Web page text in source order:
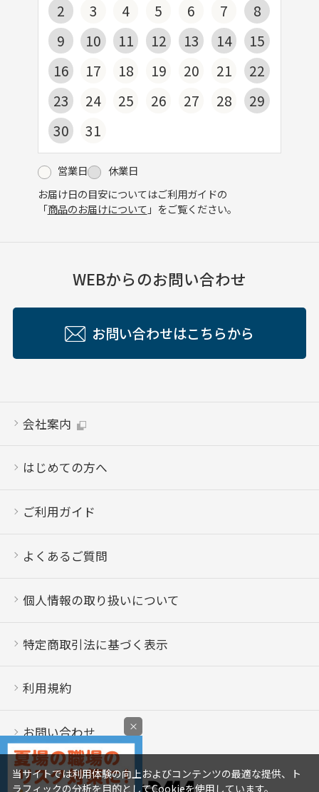
2
3 4 5 6 7
8
9
10 11 12 13 14
15
16
17 18 19 20 21
22
23
24 25 26 27 28
29
30
31
営業日
休業日
お届け日の目安についてはご利用ガイドの
「商品のお届けについて 」をご覧ください。
WEBからのお問い合わせ
お問い合わせはこちらから
会社案内
はじめての方へ
ご利用ガイド
よくあるご質問
個人情報の取り扱いについて
特定商取引法に基づく表示
利用規約
お問い合わせ
当サイトでは利用体験の向上およびコンテンツの最適な提供、ト
ラフィックの分析を目的としてCookieを使用しています。
×